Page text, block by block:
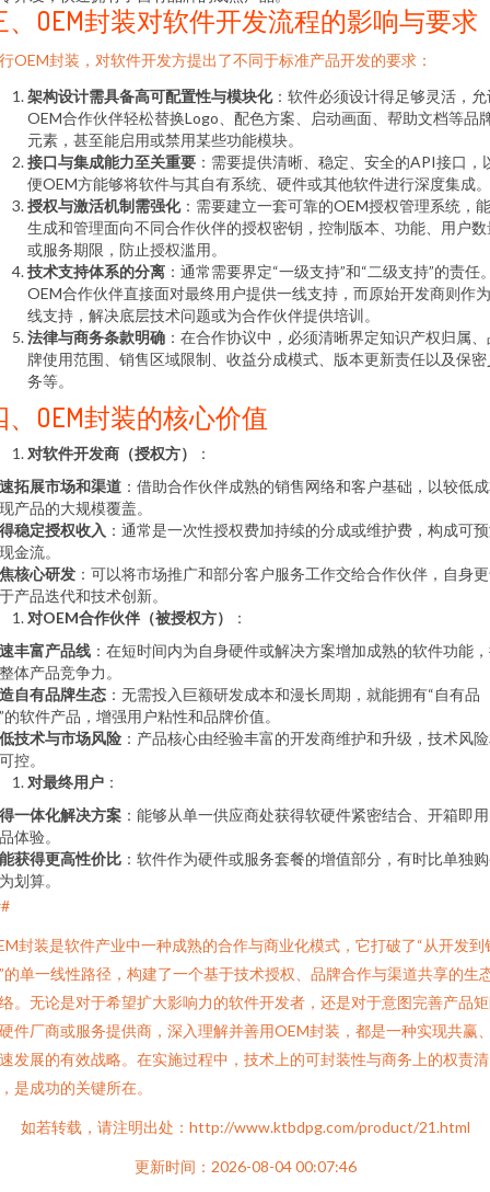
、OEM封装对软件开发流程的影响与要求
OEM封装，对软件开发方提出了不同于标准产品开发的要求：
架构设计需具备高可配置性与模块化：软件必须设计得足够灵活，允
OEM合作伙伴轻松替换Logo、配色方案、启动画面、帮助文档等品
元素，甚至能启用或禁用某些功能模块。
接口与集成能力至关重要 ：需要提供清晰、稳定、安全的API接口，
便OEM方能够将软件与其自有系统、硬件或其他软件进行深度集成。
授权与激活机制需强化：需要建立一套可靠的OEM授权管理系统，
生成和管理面向不同合作伙伴的授权密钥，控制版本、功能、用户数
或服务期限，防止授权滥用。
技术支持体系的分离 ：通常需要界定“一级支持”和“二级支持”的责任
OEM合作伙伴直接面对最终用户提供一线支持，而原始开发商则作
线支持，解决底层技术问题或为合作伙伴提供培训。
法律与商务条款明确 ：在合作协议中，必须清晰界定知识产权归属
牌使用范围、销售区域限制、收益分成模式、版本更新责任以及保密
务等。
、OEM封装的核心价值
对软件开发商（授权方）
：
拓展市场和渠道 ：借助合作伙伴成熟的销售网络和客户基础，以较低
产品的大规模覆盖。
稳定授权收入 ：通常是一次性授权费加持续的分成或维护费，构成可
金流。
核心研发 ：可以将市场推广和部分客户服务工作交给合作伙伴，自身
产品迭代和技术创新。
对OEM合作伙伴（被授权方）
：
丰富产品线 ：在短时间内为自身硬件或解决方案增加成熟的软件功能
体产品竞争力。
自有品牌生态 ：无需投入巨额研发成本和漫长周期，就能拥有“自有品
的软件产品，增强用户粘性和品牌价值。
技术与市场风险 ：产品核心由经验丰富的开发商维护和升级，技术风
控。
对最终用户 ：
一体化解决方案 ：能够从单一供应商处获得软硬件紧密结合、开箱即
体验。
获得更高性价比 ：软件作为硬件或服务套餐的增值部分，有时比单独
划算。
封装是软件产业中一种成熟的合作与商业化模式，它打破了“从开发到
的单一线性路径，构建了一个基于技术授权、品牌合作与渠道共享的生
。无论是对于希望扩大影响力的软件开发者，还是对于意图完善产品
件厂商或服务提供商，深入理解并善用OEM封装，都是一种实现共赢
发展的有效战略。在实施过程中，技术上的可封装性与商务上的权责清
是成功的关键所在。
如若转载，请注明出处：http://www.ktbdpg.com/product/21.html
更新时间：2026-08-04 00:07:46